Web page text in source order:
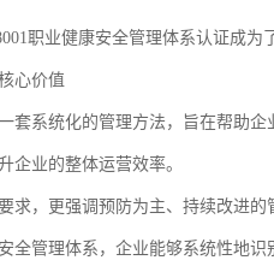
职业健康安全管理体系认证成
心价值
套系统化的管理方法，旨在帮助
企业的整体运营效率。
求，更强调预防为主、持续改进的
全管理体系，企业能够系统性地